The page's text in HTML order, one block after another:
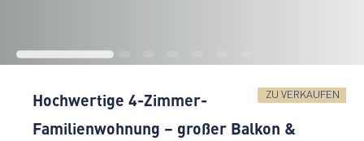
ZU VERKAUFEN
Hochwertige 4-Zimmer-
Familienwohnung – großer Balkon &